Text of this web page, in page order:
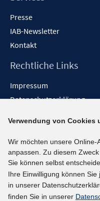
Presse
IAB-Newsletter
Kontakt
Rechtliche Links
Impressum
Datenschutzerklärung
Barrieren melden
Social-Media-Kanäle
BlueSky
YouTube
LinkedIn
Verwendung von Cookies
Wir möchten unsere
anpassen. Zu diesem
Sie können selbst
Ihre Einwilligung können Sie
in unserer
finden Sie in unserer